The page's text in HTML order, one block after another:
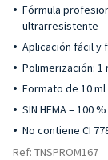
Fórmula
ultrarresistente
Aplicación fácil y
Polimerización: 1
Formato de 10 ml
SIN HEMA – 100 %
No contiene CI
Ref: TNSPROM167